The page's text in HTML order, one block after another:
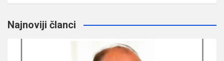
Najnoviji članci